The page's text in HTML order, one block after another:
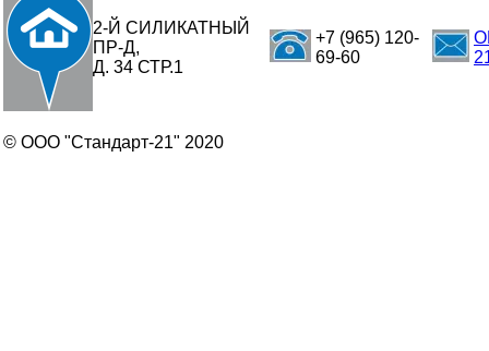
2-Й СИЛИКАТНЫЙ
ПР-Д,
Д. 34 СТР.1
+7 (965) 120-
69-60
© ООО "Стандарт-21" 2020